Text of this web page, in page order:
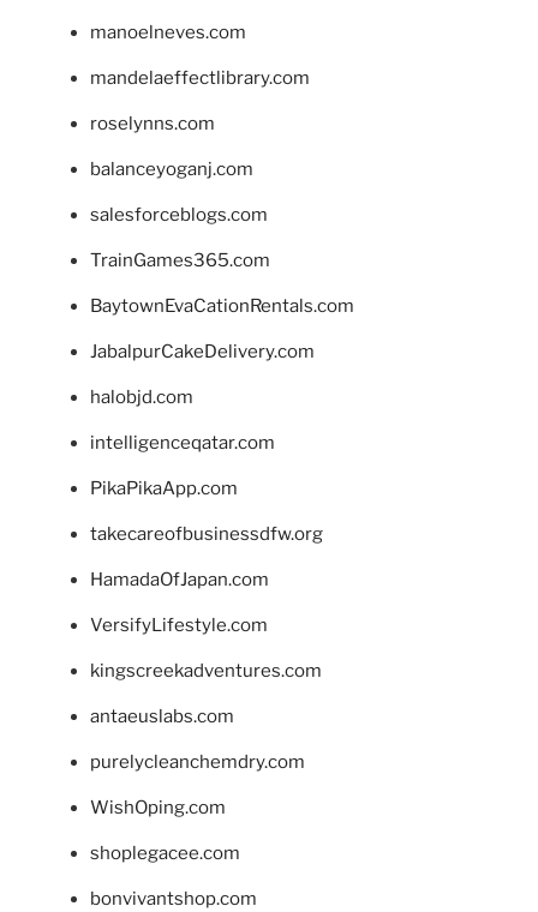
manoelneves.com
mandelaeffectlibrary.com
roselynns.com
balanceyoganj.com
salesforceblogs.com
TrainGames365.com
BaytownEvaCationRentals.com
JabalpurCakeDelivery.com
halobjd.com
intelligenceqatar.com
PikaPikaApp.com
takecareofbusinessdfw.org
HamadaOfJapan.com
VersifyLifestyle.com
kingscreekadventures.com
antaeuslabs.com
purelycleanchemdry.com
WishOping.com
shoplegacee.com
bonvivantshop.com